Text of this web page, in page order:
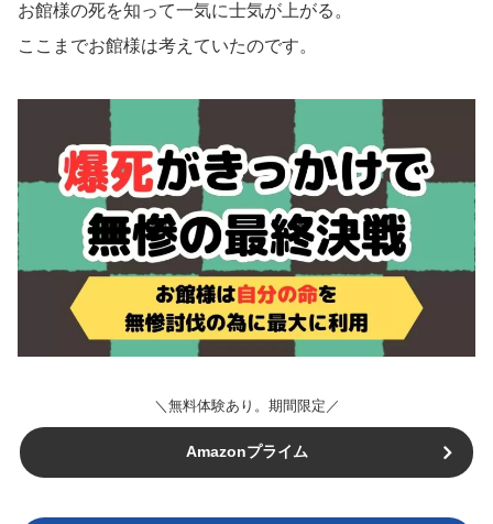
お館様の死を知って一気に士気が上がる。
ここまでお館様は考えていたのです。
＼無料体験あり。期間限定／
Amazonプライム